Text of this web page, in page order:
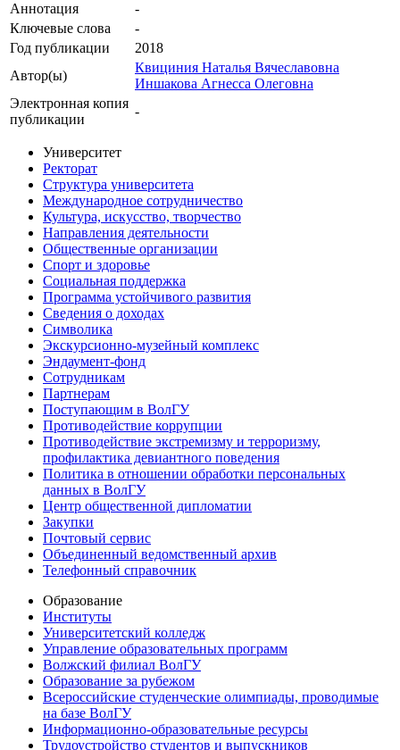
Аннотация
-
Ключевые cлова
-
Год публикации
2018
Автор(ы)
Квициния Наталья Вячеславовна
Иншакова Агнесса Олеговна
Электронная копия
публикации
-
Университет
Ректорат
Структура университета
Международное сотрудничество
Культура, искусство, творчество
Направления деятельности
Общественные организации
Спорт и здоровье
Социальная поддержка
Программа устойчивого развития
Сведения о доходах
Символика
Экскурсионно-музейный комплекс
Эндаумент-фонд
Сотрудникам
Партнерам
Поступающим в ВолГУ
Противодействие коррупции
Противодействие экстремизму и терроризму,
профилактика девиантного поведения
Политика в отношении обработки персональных
данных в ВолГУ
Центр общественной дипломатии
Закупки
Почтовый сервис
Объединенный ведомственный архив
Телефонный справочник
Образование
Институты
Университетский колледж
Управление образовательных программ
Волжский филиал ВолГУ
Образование за рубежом
Всероссийские студенческие олимпиады, проводимые
на базе ВолГУ
Информационно-образовательные ресурсы
Трудоустройство студентов и выпускников